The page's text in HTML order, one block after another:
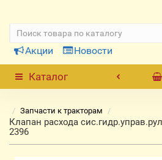
Акции Новости
Каталог
Запчасти к тракторам
Клапан расхода
2396